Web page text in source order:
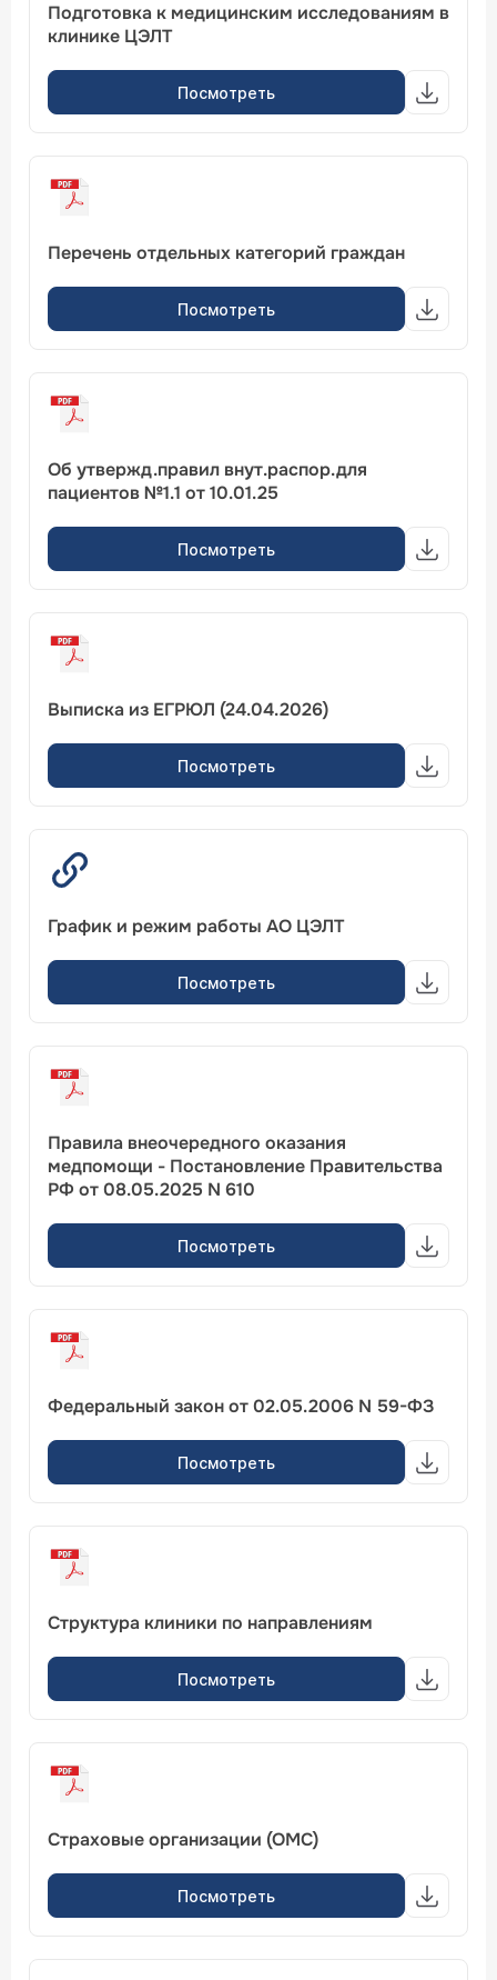
Подготовка к медицинским исследованиям в
клинике ЦЭЛТ
Посмотреть
Перечень отдельных категорий граждан
Посмотреть
Об утвержд.правил внут.распор.для
пациентов №1.1 от 10.01.25
Посмотреть
Выписка из ЕГРЮЛ (24.04.2026)
Посмотреть
График и режим работы АО ЦЭЛТ
Посмотреть
Правила внеочередного оказания
медпомощи - Постановление Правительства
РФ от 08.05.2025 N 610
Посмотреть
Федеральный закон от 02.05.2006 N 59-ФЗ
Посмотреть
Структура клиники по направлениям
Посмотреть
Страховые организации (ОМС)
Посмотреть